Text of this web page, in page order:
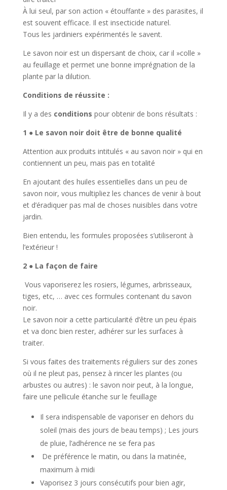
À lui seul, par son action « étouffante » des parasites, il
est souvent efficace. Il est insecticide naturel.
Tous les jardiniers expérimentés le savent.
Le savon noir est un dispersant de choix, car il »colle »
au feuillage et permet une bonne imprégnation de la
plante par la dilution.
Conditions de réussite :
Il y a des conditions pour obtenir de bons résultats :
1 ● Le savon noir doit être de bonne qualité
Attention aux produits intitulés « au savon noir » qui en
contiennent un peu, mais pas en totalité
En ajoutant des huiles essentielles dans un peu de
savon noir, vous multipliez les chances de venir à bout
et d’éradiquer pas mal de choses nuisibles dans votre
jardin.
Bien entendu, les formules proposées s’utiliseront à
l’extérieur !
2● La façon de faire
Vous vaporiserez les rosiers, légumes, arbrisseaux,
tiges, etc, … avec ces formules contenant du savon
noir.
Le savon noir a cette particularité d’être un peu épais
et va donc bien rester, adhérer sur les surfaces à
traiter.
Si vous faites des traitements réguliers sur des zones
où il ne pleut pas, pensez à rincer les plantes (ou
arbustes ou autres) : le savon noir peut, à la longue,
faire une pellicule étanche sur le feuillage
Il sera indispensable de vaporiser en dehors du
soleil (mais des jours de beau temps) ; Les jours
de pluie, l’adhérence ne se fera pas
De préférence le matin, ou dans la matinée,
maximum à midi
Vaporisez 3 jours consécutifs pour bien agir,